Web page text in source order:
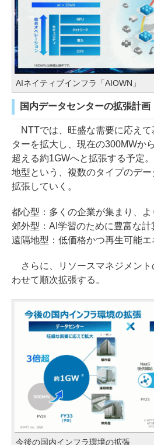
AIネイティブインフラ「AIOWN」
国内データセンターの拡張計画
NTTでは、旺盛な需要に応えて
ターを拡大し、現在の300MWか
超える約1GWへと拡張する予定
地型という、複数のタイプのデ
拡張していく。
都心型：多くの企業が集まり、
郊外型：AI学習のために豊富な計
遠隔地型：低価格かつ再生可能
さらに、リソースマネジメント
わせて順次拡張する。
今後の国内インフラ環境の拡張